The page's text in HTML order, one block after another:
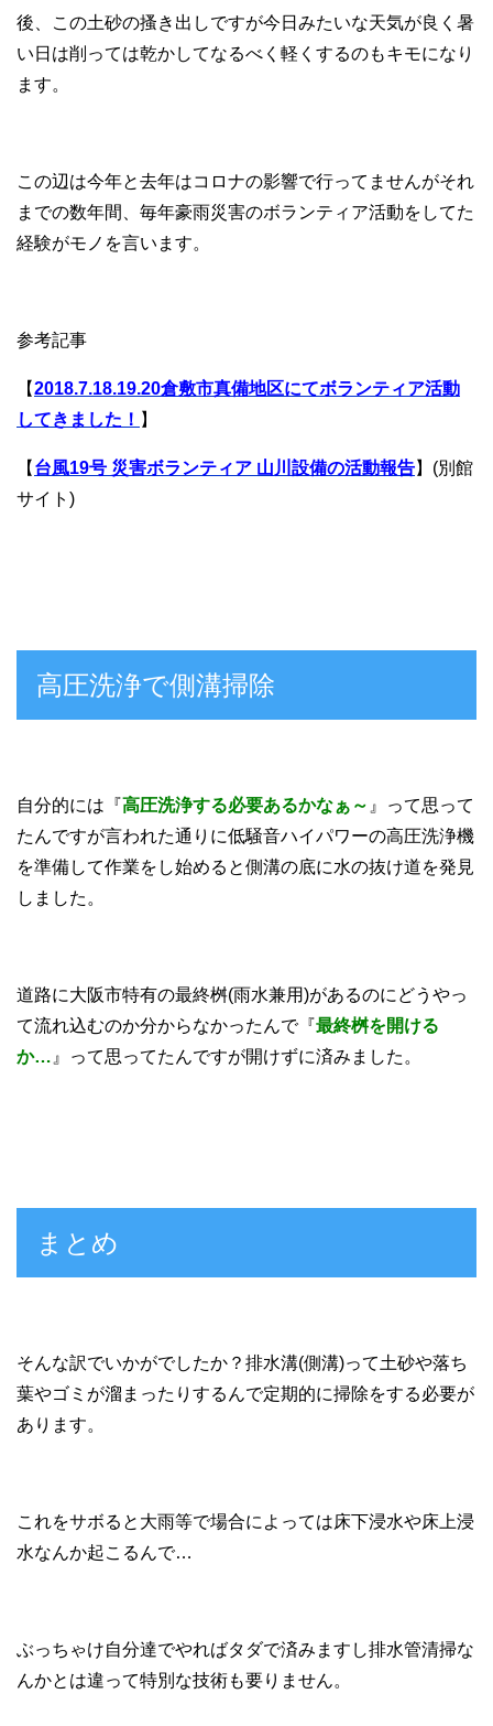
後、この土砂の搔き出しですが今日みたいな天気が良く暑
い日は削っては乾かしてなるべく軽くするのもキモになり
ます。
この辺は今年と去年はコロナの影響で行ってませんがそれ
までの数年間、毎年豪雨災害のボランティア活動をしてた
経験がモノを言います。
参考記事
【2018.7.18.19.20倉敷市真備地区にてボランティア活動
してきました！ 】
【 台風19号 災害ボランティア 山川設備の活動報告】(別館
サイト)
高圧洗浄で側溝掃除
自分的には『高圧洗浄する必要あるかなぁ～ 』って思って
たんですが言われた通りに低騒音ハイパワーの高圧洗浄機
を準備して作業をし始めると側溝の底に水の抜け道を発見
しました。
道路に大阪市特有の最終桝(雨水兼用)があるのにどうやっ
て流れ込むのか分からなかったんで『最終桝を開ける
か… 』って思ってたんですが開けずに済みました。
まとめ
そんな訳でいかがでしたか？排水溝(側溝)って土砂や落ち
葉やゴミが溜まったりするんで定期的に掃除をする必要が
あります。
これをサボると大雨等で場合によっては床下浸水や床上浸
水なんか起こるんで…
ぶっちゃけ自分達でやればタダで済みますし排水管清掃な
んかとは違って特別な技術も要りません。